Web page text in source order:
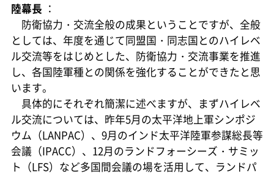
陸幕長 ：
防衛協力・交流全般の成果ということですが、全般
としては、年度を通じて同盟国・同志国とのハイレベ
ル交流等をはじめとした、防衛協力・交流事業を推進
し、各国陸軍種との関係を強化することができたと思
います。
具体的にそれぞれ簡潔に述べますが、まずハイレベ
ル交流については、昨年5月の太平洋地上軍シンポジ
ウム（LANPAC）、9月のインド太平洋陸軍参謀総長等
会議（IPACC）、12月のランドフォーシーズ・サミッ
ト（LFS）など多国間会議の場を活用して、ランドパ